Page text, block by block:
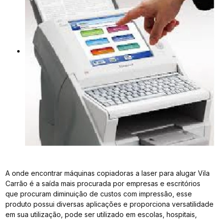
A onde encontrar máquinas copiadoras a laser para alugar Vila
Carrão é a saída mais procurada por empresas e escritórios
que procuram diminuição de custos com impressão, esse
produto possui diversas aplicações e proporciona versatilidade
em sua utilização, pode ser utilizado em escolas, hospitais,